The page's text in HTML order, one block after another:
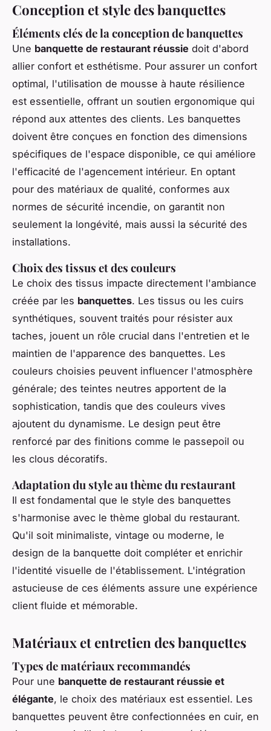
Conception et style des banquettes
Éléments clés de la conception de banquettes
Une banquette de restaurant réussie doit d'abord
allier confort et esthétisme. Pour assurer un confort
optimal, l'utilisation de mousse à haute résilience
est essentielle, offrant un soutien ergonomique qui
répond aux attentes des clients. Les banquettes
doivent être conçues en fonction des dimensions
spécifiques de l'espace disponible, ce qui améliore
l'efficacité de l'agencement intérieur. En optant
pour des matériaux de qualité, conformes aux
normes de sécurité incendie, on garantit non
seulement la longévité, mais aussi la sécurité des
installations.
Choix des tissus et des couleurs
Le choix des tissus impacte directement l'ambiance
créée par les banquettes. Les tissus ou les cuirs
synthétiques, souvent traités pour résister aux
taches, jouent un rôle crucial dans l'entretien et le
maintien de l'apparence des banquettes. Les
couleurs choisies peuvent influencer l'atmosphère
générale; des teintes neutres apportent de la
sophistication, tandis que des couleurs vives
ajoutent du dynamisme. Le design peut être
renforcé par des finitions comme le passepoil ou
les clous décoratifs.
Adaptation du style au thème du restaurant
Il est fondamental que le style des banquettes
s'harmonise avec le thème global du restaurant.
Qu'il soit minimaliste, vintage ou moderne, le
design de la banquette doit compléter et enrichir
l'identité visuelle de l'établissement. L'intégration
astucieuse de ces éléments assure une expérience
client fluide et mémorable.
Matériaux et entretien des banquettes
Types de matériaux recommandés
Pour une banquette de restaurant réussie et
élégante, le choix des matériaux est essentiel. Les
banquettes peuvent être confectionnées en cuir, en